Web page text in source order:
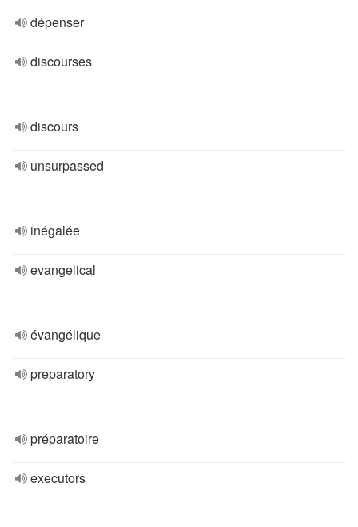
dépenser
discourses
discours
unsurpassed
inégalée
evangelical
évangélique
preparatory
préparatoire
executors